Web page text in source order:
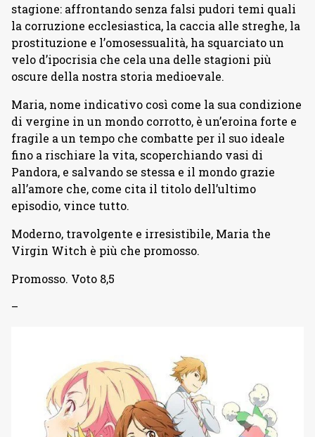
stagione: affrontando senza falsi pudori temi quali
la corruzione ecclesiastica, la caccia alle streghe, la
prostituzione e l’omosessualità, ha squarciato un
velo d’ipocrisia che cela una delle stagioni più
oscure della nostra storia medioevale.
Maria, nome indicativo così come la sua condizione
di vergine in un mondo corrotto, è un’eroina forte e
fragile a un tempo che combatte per il suo ideale
fino a rischiare la vita, scoperchiando vasi di
Pandora, e salvando se stessa e il mondo grazie
all’amore che, come cita il titolo dell’ultimo
episodio, vince tutto.
Moderno, travolgente e irresistibile, Maria the
Virgin Witch è più che promosso.
Promosso. Voto 8,5
–